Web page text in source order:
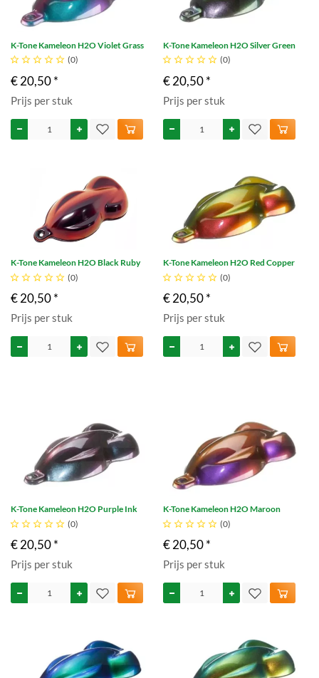
K-Tone Kameleon H2O Violet Grass
     (0)
€ 20,50 *
Prijs per stuk
K-Tone Kameleon H2O Silver Green
     (0)
€ 20,50 *
Prijs per stuk
K-Tone Kameleon H2O Black Ruby
     (0)
€ 20,50 *
Prijs per stuk
K-Tone Kameleon H2O Red Copper
     (0)
€ 20,50 *
Prijs per stuk
K-Tone Kameleon H2O Purple Ink
     (0)
€ 20,50 *
Prijs per stuk
K-Tone Kameleon H2O Maroon
     (0)
€ 20,50 *
Prijs per stuk